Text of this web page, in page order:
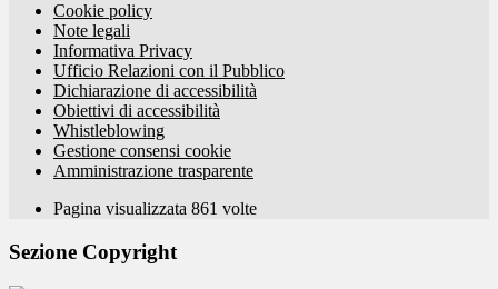
Cookie policy
Note legali
Informativa Privacy
Ufficio Relazioni con il Pubblico
Dichiarazione di accessibilità
Obiettivi di accessibilità
Whistleblowing
Gestione consensi cookie
Amministrazione trasparente
Pagina visualizzata 861 volte
Sezione Copyright